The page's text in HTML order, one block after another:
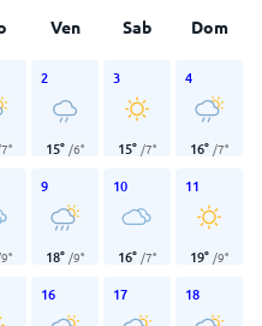
Ven Sab Dom
7°
2
15° /6°
3
15° /7°
4
16° /7°
9°
9
18° /9°
10
16° /7°
11
19° /9°
16 17 18